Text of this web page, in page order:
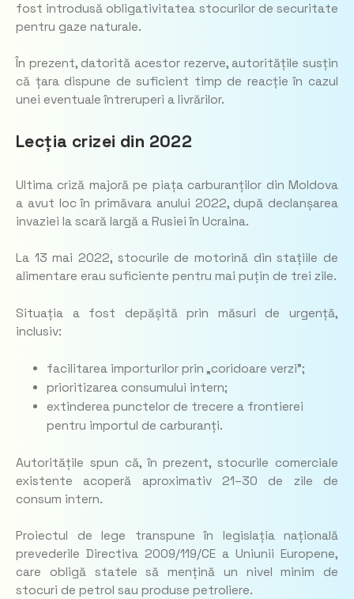
fost introdusă obligativitatea stocurilor de securitate
pentru gaze naturale.
În prezent, datorită acestor rezerve, autoritățile susțin
că țara dispune de suficient timp de reacție în cazul
unei eventuale întreruperi a livrărilor.
Lecția crizei din 2022
Ultima criză majoră pe piața carburanților din Moldova
a avut loc în primăvara anului 2022, după declanșarea
invaziei la scară largă a Rusiei în Ucraina.
La 13 mai 2022, stocurile de motorină din stațiile de
alimentare erau suficiente pentru mai puțin de trei zile.
Situația a fost depășită prin măsuri de urgență,
inclusiv:
facilitarea importurilor prin „coridoare verzi”;
prioritizarea consumului intern;
extinderea punctelor de trecere a frontierei
pentru importul de carburanți.
Autoritățile spun că, în prezent, stocurile comerciale
existente acoperă aproximativ 21–30 de zile de
consum intern.
Proiectul de lege transpune în legislația națională
prevederile Directiva 2009/119/CE a Uniunii Europene,
care obligă statele să mențină un nivel minim de
stocuri de petrol sau produse petroliere.